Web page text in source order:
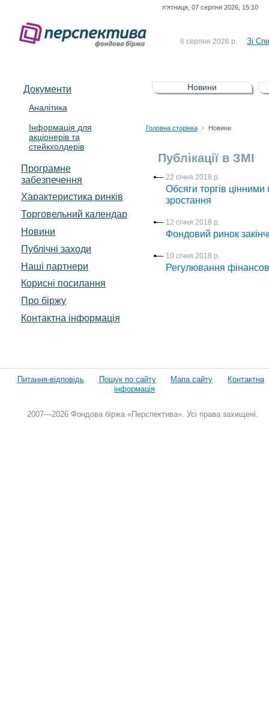
п'ятниця, 07 серпня 2026, 15:10
6 серпня 2026 р. Зі
5 серпня 2026 р.
Зі
UA4000232607)
4 серпня 2026 р.
Документи
Аналітика
Інформація для
акціонерів та
стейкхолдерів
Програмне
забезпечення
Характеристика pинків
Торговельний календар
Новини
Публічні заходи
Наші партнери
Корисні посилання
Про біржу
Контактна інформація
Новини
Головна сторінка > Новини
Публікації в ЗМІ
22 січня 2018 р.
Обсяги торгів
зростання
12 січня 2018 р.
Фондовий ринок
10 січня 2018 р.
Регулювання
Питання-відповідь Пошук по сайту Мапа сайту
Контактна
інформація
2007—2026 Фондова біржа «Перспектива». Усі права захищені.